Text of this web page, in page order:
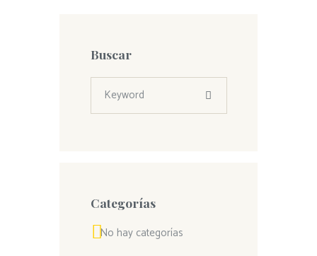
Buscar
Categorías
No hay categorías